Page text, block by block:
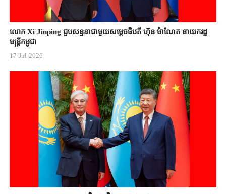
លោក Xi Jinping ជួបសន្ទនាជាមួយសម្តេចធិបតី ហ៊ុន ម៉ាណែត នាយករដ្ឋ
មន្ត្រីកម្ពុជា
17-Jul-2026